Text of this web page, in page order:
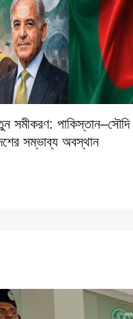
সমীকরণ: পাকিস্তান–সৌদি
সম্ভাব্য অবস্থান